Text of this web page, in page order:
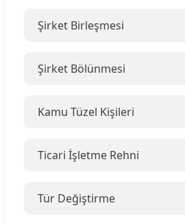
Şirket Birleşmesi
Şirket Bölünmesi
Kamu Tüzel Kişileri
Ticari İşletme Rehni
Tür Değiştirme